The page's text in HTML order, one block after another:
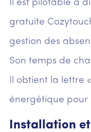
Il est pilotable à
gratuite
gestion des
Son temps de
Il obtient la lettre
énergétique pour
Installation